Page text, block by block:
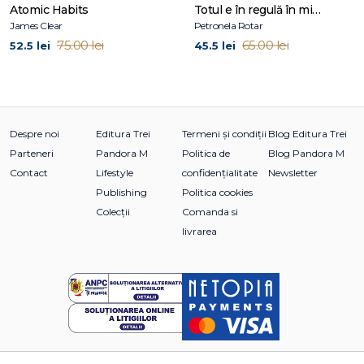
Atomic Habits
James Clear
52.5 lei 75.00 lei
Totul e în regulă în mine și în lume
Petronela Rotar
45.5 lei 65.00 lei
Despre noi
Parteneri
Contact
Editura Trei
Pandora M
Lifestyle
Publishing
Colecții
Termeni și condiții
Politica de
confidențialitate
Politica cookies
Comanda si
livrarea
Blog Editura Trei
Blog Pandora M
Newsletter